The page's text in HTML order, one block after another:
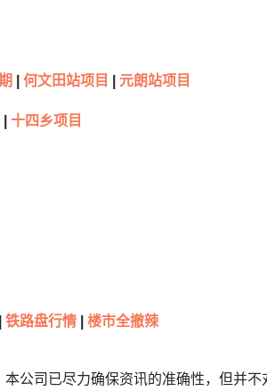
何文田站项目 元朗站项目
十四乡项目
铁路盘行情 楼市全撤辣
公司已尽力确保资讯的准确性，但并